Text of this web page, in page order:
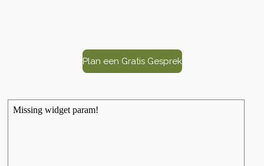
Plan een Gratis Gesprek